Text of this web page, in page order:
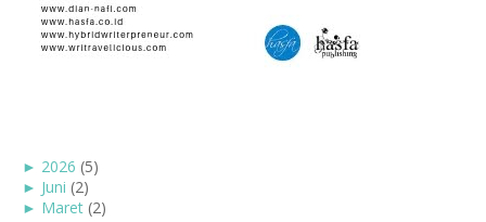
► 2026 (5)
► Juni (2)
► Maret (2)